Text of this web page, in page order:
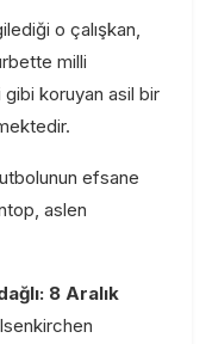
o çalışkan,
milli
koruyan asil bir
efsane
aslen
8 Aralık